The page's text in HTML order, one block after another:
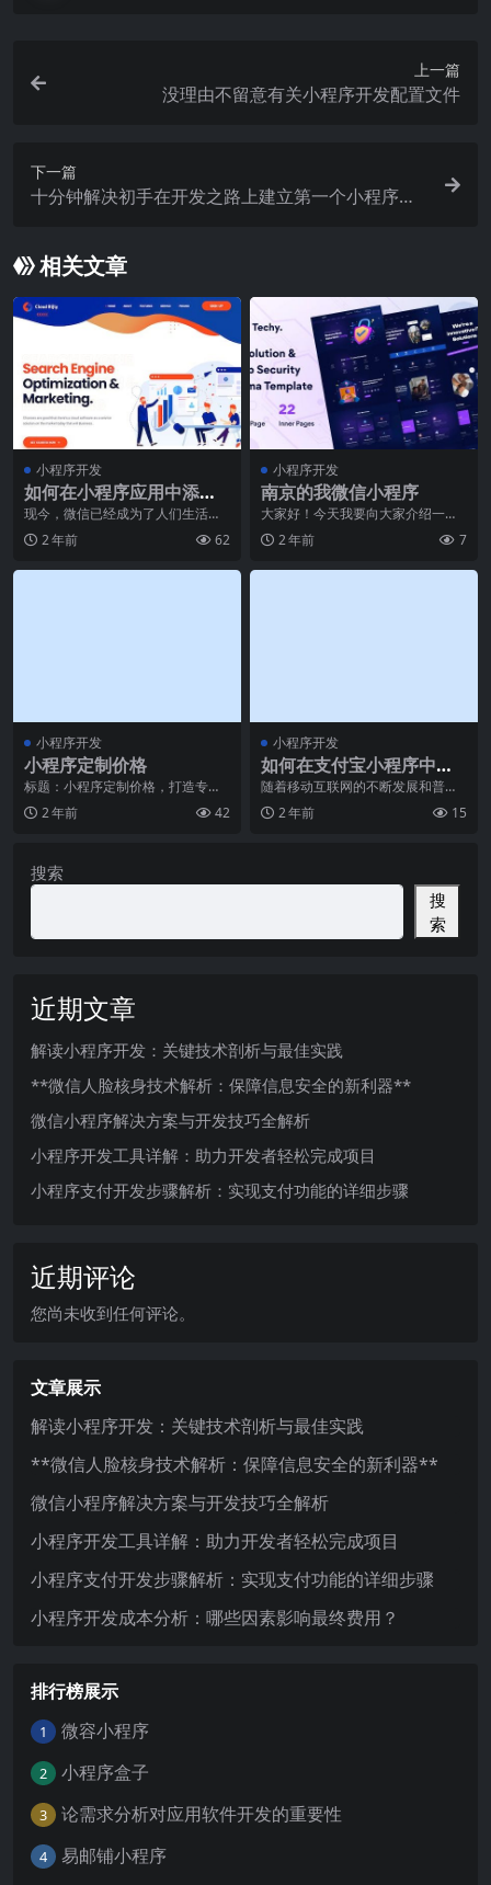
上一篇
没理由不留意有关小程序开发配置文件
下一篇
十分钟解决初手在开发之路上建立第一个小程序页
相关文章
小程序开发
如何在小程序应用中添加
客服功能？
现今，微信已经成为了人们生活中
必不可少的交流方式。不仅如此，
随着智能手机的普及和
2 年前 62
小程序开发
南京的我微信小程序
大家好！今天我要向大家介绍一款
非常特别的微信小程序——南京的
我。这款小程序旨在为
2 年前 7
小程序开发
小程序定制价格
标题：小程序定制价格，打造专属
品牌形象的非常佳选择随着移动互
联网的快速发展，小程
2 年前 42
小程序开发
如何在支付宝小程序中实
现动画效果？
随着移动互联网的不断发展和普
及，人们对于手机应用的使用需求
也越来越高，尤其是在支
2 年前 15
搜索
搜
索
近期文章
解读小程序开发：关键技术剖析与最佳实践
**微信人脸核身技术解析：保障信息安全的新利器**
微信小程序解决方案与开发技巧全解析
小程序开发工具详解：助力开发者轻松完成项目
小程序支付开发步骤解析：实现支付功能的详细步骤
近期评论
您尚未收到任何评论。
文章展示
解读小程序开发：关键技术剖析与最佳实践
**微信人脸核身技术解析：保障信息安全的新利器**
微信小程序解决方案与开发技巧全解析
小程序开发工具详解：助力开发者轻松完成项目
小程序支付开发步骤解析：实现支付功能的详细步骤
小程序开发成本分析：哪些因素影响最终费用？
排行榜展示
1 微容小程序
2 小程序盒子
3 论需求分析对应用软件开发的重要性
4 易邮铺小程序